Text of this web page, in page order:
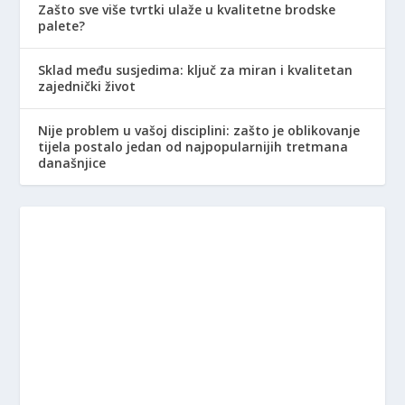
Zašto sve više tvrtki ulaže u kvalitetne brodske
palete?
Sklad među susjedima: ključ za miran i kvalitetan
zajednički život
Nije problem u vašoj disciplini: zašto je oblikovanje
tijela postalo jedan od najpopularnijih tretmana
današnjice